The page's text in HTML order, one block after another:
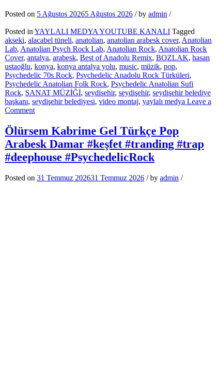
Posted on 5 Ağustos 20265 Ağustos 2026 /by admin /
Posted in YAYLALI MEDYA YOUTUBE KANALI Tagged
akseki, alacabel tüneli, anatolian, anatolian arabesk cover, Anatolian
Lab, Anatolian Psych Rock Lab, Anatolian Rock, Anatolian Rock
Cover, antalya, arabesk, Best of Anadolu Remix, BOZLAK, hasan
ustaoğlu, konya, konya antalya yolu, music, müzik, pop,
Psychedelic 70s Rock, Psychedelic Anadolu Rock Türküleri,
Psychedelic Anatolian Folk Rock, Psychedelic Anatolian Sufi
Rock, SANAT MÜZİĞİ, seydisehir, seydişehir, seydişehir belediye
başkanı, seydişehir belediyesi, video montaj, yaylalı medya Leave a
Commenton
Gerçekler
Seydişehir
38.
Program
Konuğumuz:
USTAOĞLU
Ölürsem Kabrime Gel Türkçe Pop
Arabesk Damar #keşfet #tranding #trap
#deephouse #PsychedelicRock
Posted on 31 Temmuz 202631 Temmuz 2026 /by admin /